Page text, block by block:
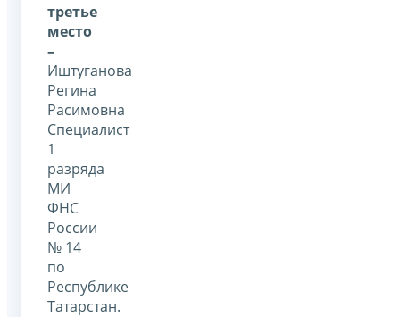
третье
место
–
Иштуганова
Регина
Расимовна
Специалист
1
разряда
МИ
ФНС
России
№ 14
по
Республике
Татарстан.